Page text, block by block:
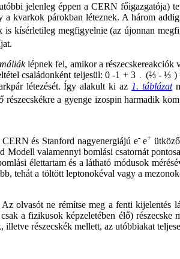
jelenleg éppen a CERN főigazgatója)
kvarkok párokban léteznek. A három
is kísérletileg megfigyelnie (az újonnan
lépnek fel, amikor a részecskereakciók
családonként teljesül: 0 -1 + 3
(⅔ - ⅓ )
létezését. Így alakult ki az 1. táblázat
részecskékre a gyenge izospin harmadik
és Stanford nagyenergiájú e-e+
Modell valamennyi bomlási csatornát
élettartam és a látható módusok
tehát a töltött leptonokéval vagy a
olvasót ne rémítse meg a fenti kijelentés
a fizikusok képzeletében élő) részecske
részecskék mellett, az utóbbiakat